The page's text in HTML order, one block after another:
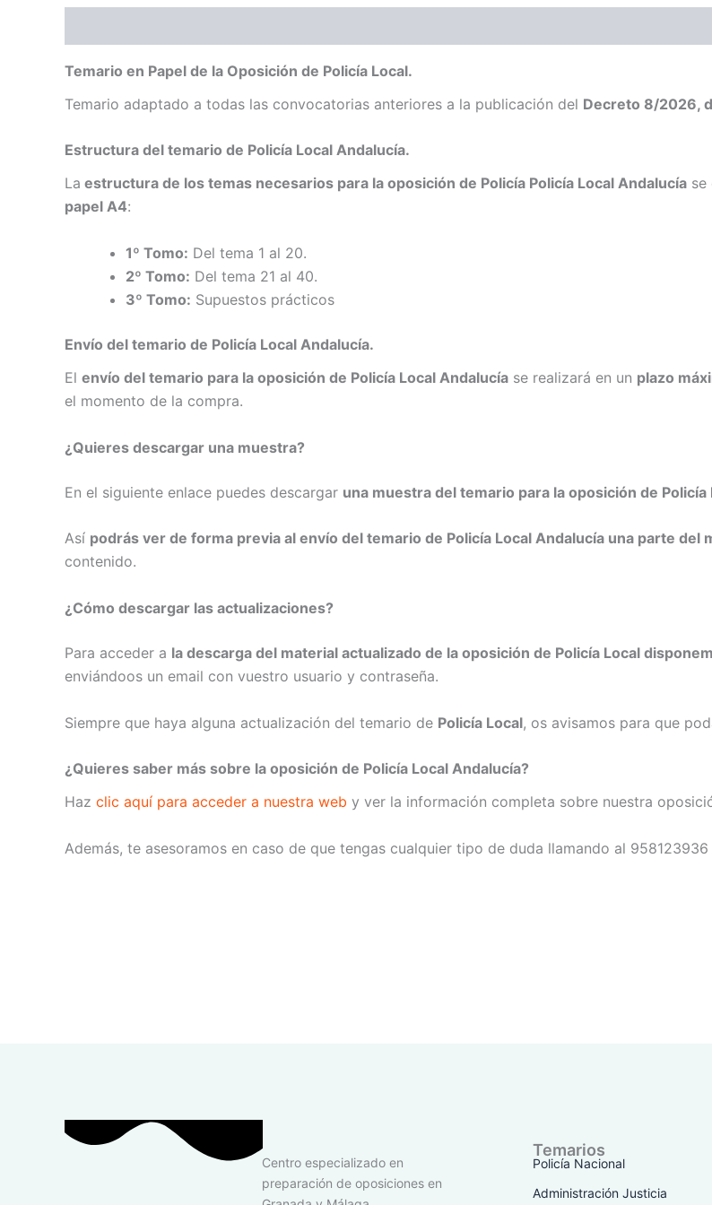
Temario en Papel de la Oposición de Policía Local.
Temario adaptado a todas las convocatorias anteriores a la publicación del Decreto 8/2026,
Estructura del temario de Policía Local Andalucía.
La estructura de los temas necesarios para la oposición de Policía Policía Local Andalucía se
papel A4:
1º Tomo: Del tema 1 al 20.
2º Tomo: Del tema 21 al 40.
3º Tomo: Supuestos prácticos
Envío del temario de Policía Local Andalucía.
El envío del temario para la oposición de Policía Local Andalucía se realizará en un plazo
el momento de la compra.
¿Quieres descargar una muestra?
En el siguiente enlace puedes descargar una muestra del temario para la oposición de Policía
Así podrás ver de forma previa al envío del temario de Policía Local Andalucía una parte del
contenido.
¿Cómo descargar las actualizaciones?
Para acceder a la descarga del material actualizado de la oposición de Policía Local
enviándoos un email con vuestro usuario y contraseña.
Siempre que haya alguna actualización del temario de Policía Local, os avisamos para que
¿Quieres saber más sobre la oposición de Policía Local Andalucía?
Haz clic aquí para acceder a nuestra web y ver la información completa sobre nuestra
Además, te asesoramos en caso de que tengas cualquier tipo de duda llamando al
Centro especializado en
preparación de oposiciones en
Temarios
Policía Nacional
Administración Justicia